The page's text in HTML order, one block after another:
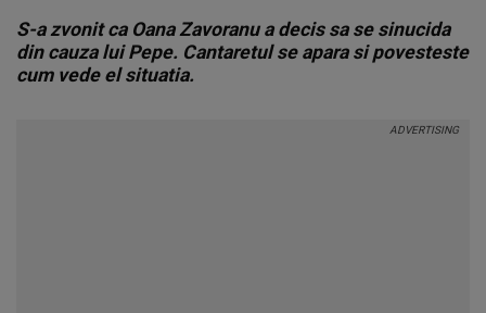
S-a zvonit ca Oana Zavoranu a decis sa se sinucida
din cauza lui Pepe. Cantaretul se apara si povesteste
cum vede el situatia.